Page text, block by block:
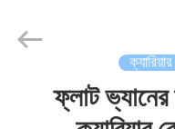
INDUSTRY
ফ্লাট